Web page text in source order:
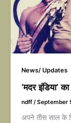
News/ Updates
‘मदर इंडिया’
ndff /September
अपने तीस साल के